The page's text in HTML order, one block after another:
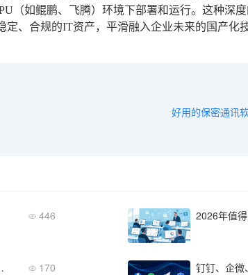
（如鲲鹏、飞腾）环境下部署和运行。这种深
定、合规的IT资产，平滑融入企业未来的国产化
好用的保密通讯
446
软件有哪些？ 170